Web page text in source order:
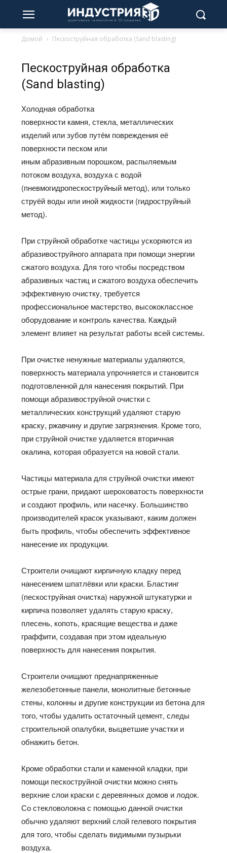
Домой Пескоструйная обработка (Sand blasting)
Пескоструйная обработка
(Sand blasting)
Холодная обработка
поверхности камня, стекла, металлических
изделий или зубов путём повреждения её
поверхности песком или
иным абразивным порошком, распыляемым
потоком воздуха, воздуха с водой
(пневмогидропескоструйный метод), или только
струёй воды или иной жидкости (гидроструйный
метод).
При струйной обработке частицы ускоряются из
абразивоструйного аппарата при помощи энергии
сжатого воздуха. Для того чтобы посредством
абразивных частиц и сжатого воздуха обеспечить
эффективную очистку, требуется
профессиональное мастерство, высококлассное
оборудование и контроль качества. Каждый
элемент влияет на результат работы всей системы.
При очистке ненужные материалы удаляются,
поверхность материала упрочняется и становится
подготовленной для нанесения покрытий. При
помощи абразивоструйной очистки с
металлических конструкций удаляют старую
краску, ржавчину и другие загрязнения. Кроме того,
при струйной очистке удаляется вторичная
окалина, которая образуется на новой стали.
Частицы материала для струйной очистки имеют
острые грани, придают шероховатость поверхности
и создают профиль, или насечку. Большинство
производителей красок указывают, каким должен
быть профиль, чтобы обеспечить эффективное
нанесение их продукции.
Строители очищают кирпичную кладку перед
нанесением шпатлёвки или краски. Бластинг
(пескоструйная очистка) наружной штукатурки и
кирпича позволяет удалять старую краску,
плесень, копоть, красящие вещества и даже
граффити, создавая при этом идеальную
поверхность для нанесения покрытия.
Строители очищают преднапряженные
железобетонные панели, монолитные бетонные
стены, колонны и другие конструкции из бетона для
того, чтобы удалить остаточный цемент, следы
строительной опалубки, выцветшие участки и
обнажить бетон.
Кроме обработки стали и каменной кладки, при
помощи пескоструйной очистки можно снять
верхние слои краски с деревянных домов и лодок.
Со стекловолокна с помощью данной очистки
обычно удаляют верхний слой гелевого покрытия
для того, чтобы сделать видимыми пузырьки
воздуха.